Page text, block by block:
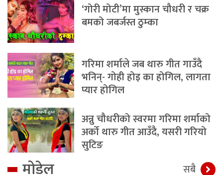
‘गोरी मोटी’मा मुस्कान चौधरी र चक्र
बमको जबर्जस्त ठुम्का
गरिमा शर्माले जब थारु गीत गाउँदै
भनिन्- गोही होइ का होगिल, लागता
प्यार होगिल
अन्नु चौधरीको स्वरमा गरिमा शर्माको
अर्को थारु गीत आउँदै, यसरी गरियो
सुटिङ
मोडेल सबै